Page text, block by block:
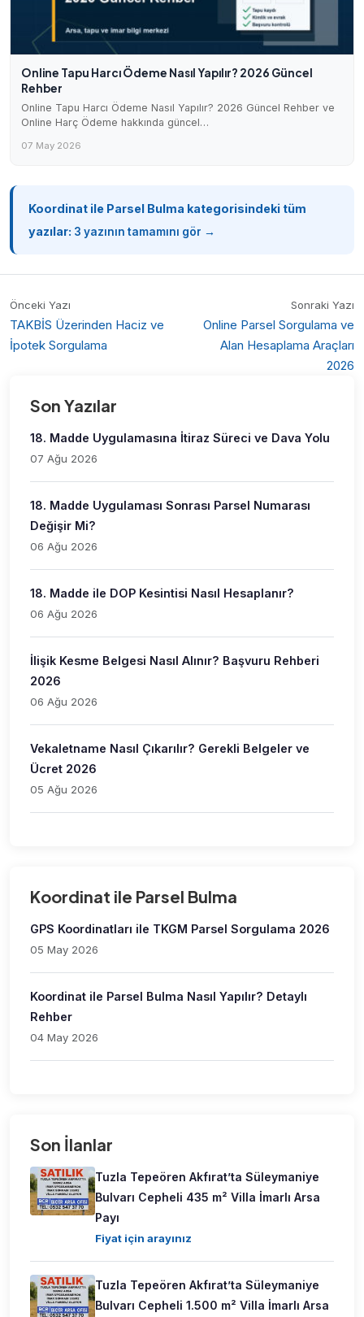
Online Tapu Harcı Ödeme Nasıl Yapılır? 2026 Güncel
Rehber
Online Tapu Harcı Ödeme Nasıl Yapılır? 2026 Güncel Rehber ve
Online Harç Ödeme hakkında güncel…
07 May 2026
Koordinat ile Parsel Bulma kategorisindeki tüm
yazılar: 3 yazının tamamını gör →
Önceki Yazı
TAKBİS Üzerinden Haciz ve
İpotek Sorgulama
Sonraki Yazı
Online Parsel Sorgulama ve
Alan Hesaplama Araçları
2026
Son Yazılar
18. Madde Uygulamasına İtiraz Süreci ve Dava Yolu
07 Ağu 2026
18. Madde Uygulaması Sonrası Parsel Numarası
Değişir Mi?
06 Ağu 2026
18. Madde ile DOP Kesintisi Nasıl Hesaplanır?
06 Ağu 2026
İlişik Kesme Belgesi Nasıl Alınır? Başvuru Rehberi
2026
06 Ağu 2026
Vekaletname Nasıl Çıkarılır? Gerekli Belgeler ve
Ücret 2026
05 Ağu 2026
Koordinat ile Parsel Bulma
GPS Koordinatları ile TKGM Parsel Sorgulama 2026
05 May 2026
Koordinat ile Parsel Bulma Nasıl Yapılır? Detaylı
Rehber
04 May 2026
Son İlanlar
Tuzla Tepeören Akfırat’ta Süleymaniye
Bulvarı Cepheli 435 m² Villa İmarlı Arsa
Payı
Fiyat için arayınız
Tuzla Tepeören Akfırat’ta Süleymaniye
Bulvarı Cepheli 1.500 m² Villa İmarlı Arsa